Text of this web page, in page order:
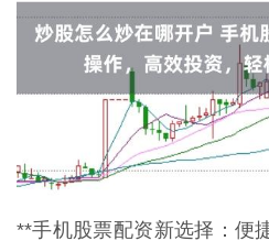
**手机股票配资新选择：便